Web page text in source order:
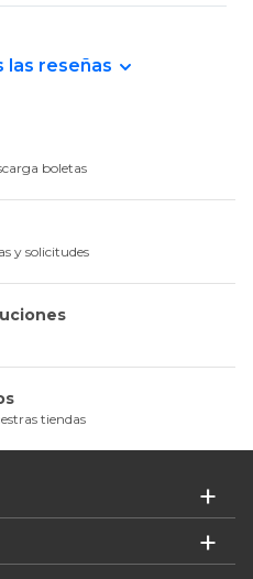
las reseñas
boletas
y solicitudes
tiendas